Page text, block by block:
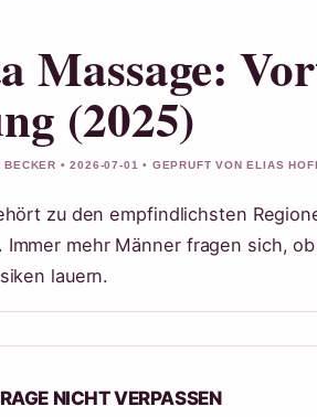
Massage:
(2025)
BECKER • 2026-07-01 • GEPRUFT VON ELIAS
zu den empfindlichsten
Immer mehr Männer fragen sich,
lauern.
NICHT VERPASSEN